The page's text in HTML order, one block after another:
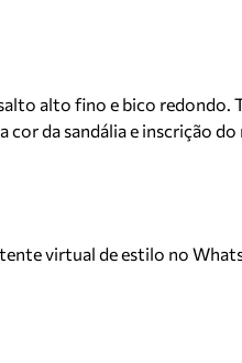
alto fino e bico redondo.
da sandália e inscrição
virtual de estilo no